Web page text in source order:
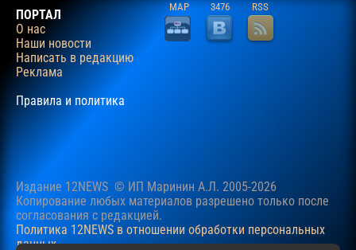
ПОРТАЛ
О нас
Наши новости
Написать в редакцию
Реклама
Правила и политика
MAP 3476 RSS
Издание 12NEWS © ИП Маринин А.Л. 2005-2026
Копирование любых материалов разрешено только после
согласования c редакцией.
Политика 12NEWS в отношении обработки персональных
данных